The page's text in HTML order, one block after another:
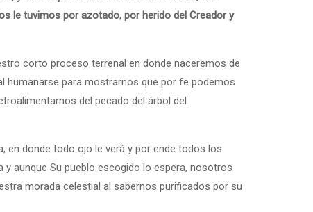
le tuvimos por azotado, por herido del Creador y
humanarse para mostrarnos que por fe podemos
del pecado del árbol del
aunque Su pueblo escogido lo espera, nosotros
morada celestial al sabernos purificados por su